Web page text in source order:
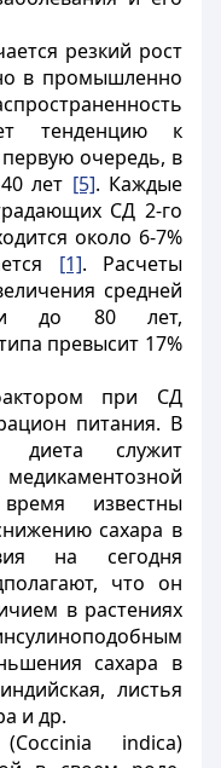
резкий рост
в промышленно
тенденцию к
очередь, в
лет [5]. Каждые
СД 2-го
около 6-7%
[1]. Расчеты
средней
до 80 лет,
превысит 17%
при СД
питания. В
диета служит
известны
сахара в
на сегодня
что он
в растениях
сахара в
листья
и др.
indica)